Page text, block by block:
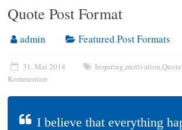
Quote Post Format
admin Featured,Post Formats
31. Mai 2014 Inspiring,motivation,Quote
Kommentare
I believe that everything